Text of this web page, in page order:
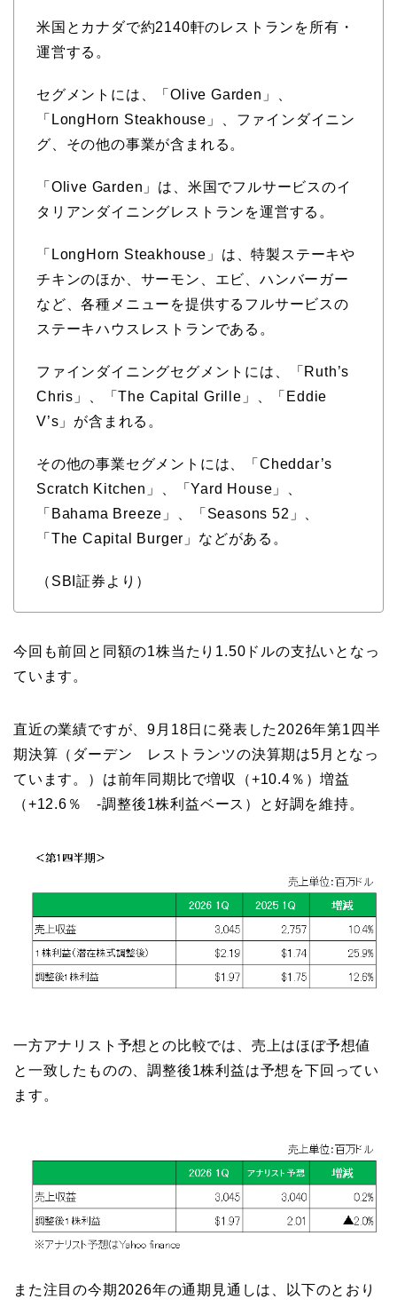
米国とカナダで約2140軒のレストランを所有・
運営する。
セグメントには、「Olive Garden」、
「LongHorn Steakhouse」、ファインダイニン
グ、その他の事業が含まれる。
「Olive Garden」は、米国でフルサービスのイ
タリアンダイニングレストランを運営する。
「LongHorn Steakhouse」は、特製ステーキや
チキンのほか、サーモン、エビ、ハンバーガー
など、各種メニューを提供するフルサービスの
ステーキハウスレストランである。
ファインダイニングセグメントには、「Ruth’s
Chris」、「The Capital Grille」、「Eddie
V’s」が含まれる。
その他の事業セグメントには、「Cheddar’s
Scratch Kitchen」、「Yard House」、
「Bahama Breeze」、「Seasons 52」、
「The Capital Burger」などがある。
（SBI証券より）
今回も前回と同額の1株当たり1.50ドルの支払いとなっ
ています。
直近の業績ですが、9月18日に発表した2026年第1四半
期決算（ダーデン レストランツの決算期は5月となっ
ています。）は前年同期比で増収（+10.4％）増益
（+12.6％ -調整後1株利益ベース）と好調を維持。
一方アナリスト予想との比較では、売上はほぼ予想値
と一致したものの、調整後1株利益は予想を下回ってい
ます。
また注目の今期2026年の通期見通しは、以下のとおり